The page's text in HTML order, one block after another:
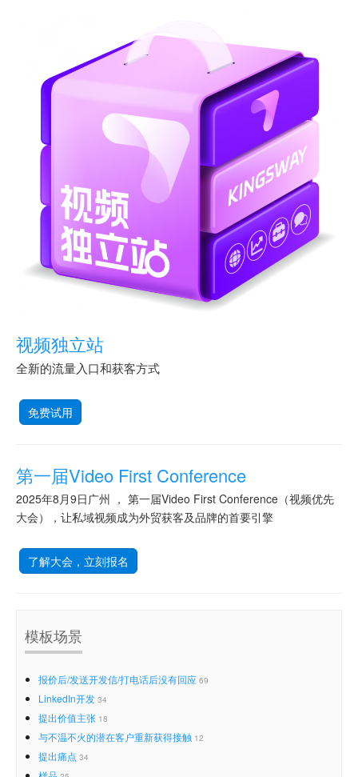
视频独立站
全新的流量入口和获客方式
免费试用
第一届Video First Conference
2025年8月9日广州 ， 第一届Video First Conference（视频优先
大会），让私域视频成为外贸获客及品牌的首要引擎
了解大会，立刻报名
模板场景
报价后/发送开发信/打电话后没有回应 69
LinkedIn开发 34
提出价值主张 18
与不温不火的潜在客户重新获得接触 12
提出痛点 34